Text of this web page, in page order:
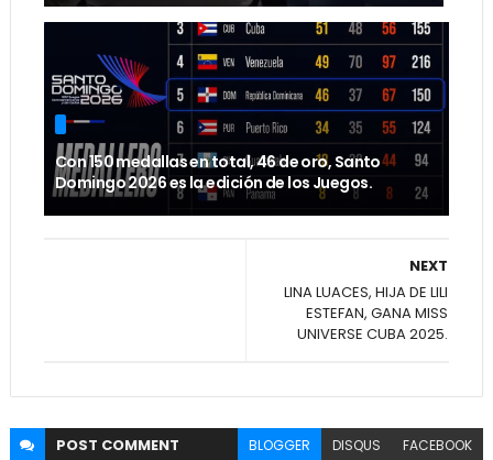
Con 150 medallas en total, 46 de oro, Santo
Domingo 2026 es la edición de los Juegos.
NEXT
LINA LUACES, HIJA DE LILI
ESTEFAN, GANA MISS
UNIVERSE CUBA 2025.
POST COMMENT BLOGGER DISQUS FACEBOOK